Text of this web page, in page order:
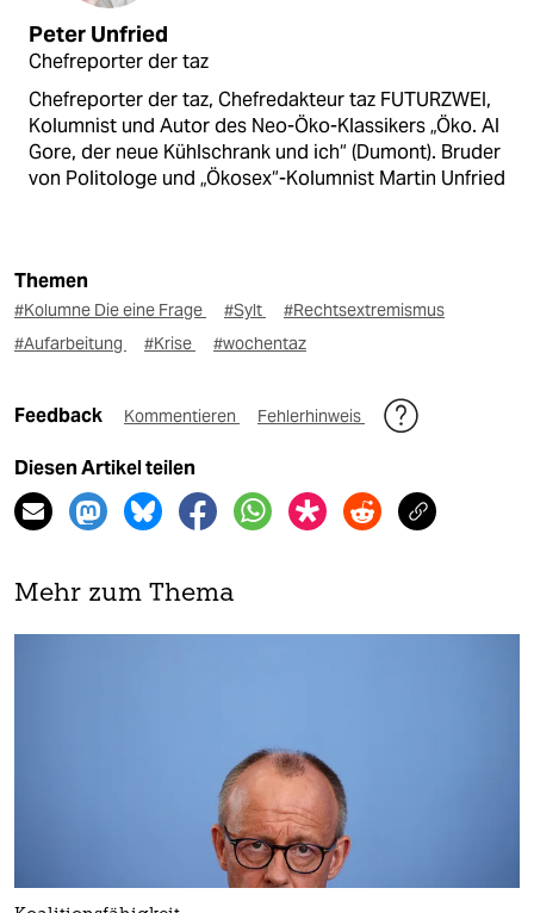
Peter Unfried
Chefreporter der taz
Chefreporter der taz, Chefredakteur taz FUTURZWEI,
Kolumnist und Autor des Neo-Öko-Klassikers „Öko. Al
Gore, der neue Kühlschrank und ich“ (Dumont). Bruder
von Politologe und „Ökosex“-Kolumnist Martin Unfried
Themen
#Kolumne Die eine Frage #Sylt
#Rechtsextremismus
#Aufarbeitung
#Krise #wochentaz
Feedback Kommentieren Fehlerhinweis
Diesen Artikel teilen
Mehr zum Thema